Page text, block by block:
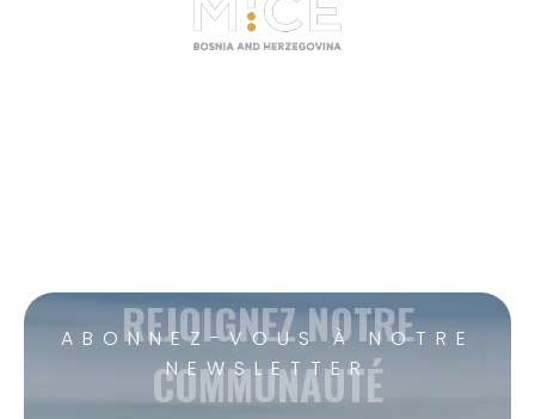
ABONNEZ-VOUS À NOTRE
NEWSLETTER
REJOIGNEZ NOTRE
COMMUNAUTÉ